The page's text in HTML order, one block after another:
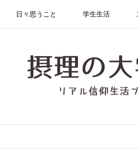
日々思うこと 学生生活